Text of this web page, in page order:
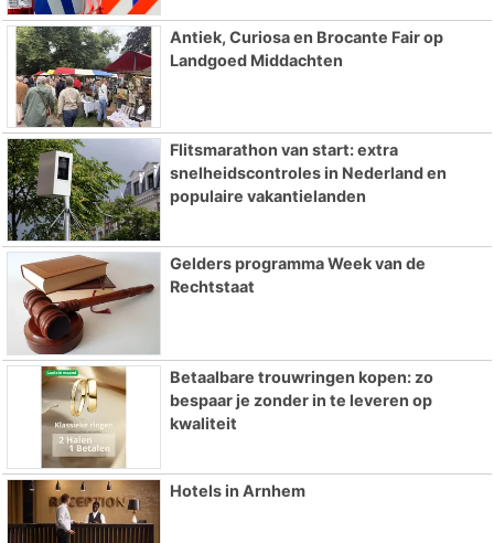
Antiek, Curiosa en Brocante Fair op
Landgoed Middachten
Flitsmarathon van start: extra
snelheidscontroles in Nederland en
populaire vakantielanden
Gelders programma Week van de
Rechtstaat
Betaalbare trouwringen kopen: zo
bespaar je zonder in te leveren op
kwaliteit
Hotels in Arnhem